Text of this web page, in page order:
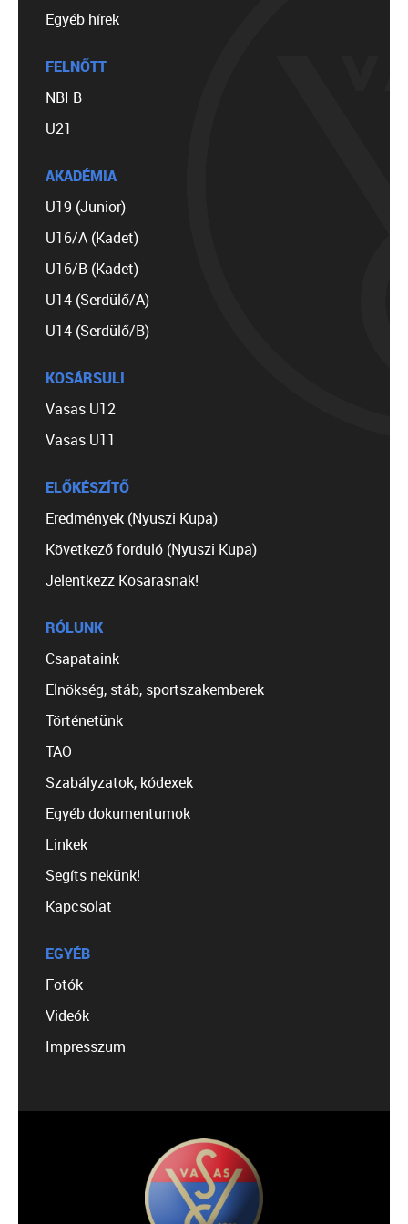
Egyéb hírek
FELNŐTT
NBI B
U21
AKADÉMIA
U19 (Junior)
U16/A (Kadet)
U16/B (Kadet)
U14 (Serdülő/A)
U14 (Serdülő/B)
KOSÁRSULI
Vasas U12
Vasas U11
ELŐKÉSZÍTŐ
Eredmények (Nyuszi Kupa)
Következő forduló (Nyuszi Kupa)
Jelentkezz Kosarasnak!
RÓLUNK
Csapataink
Elnökség, stáb, sportszakemberek
Történetünk
TAO
Szabályzatok, kódexek
Egyéb dokumentumok
Linkek
Segíts nekünk!
Kapcsolat
EGYÉB
Fotók
Videók
Impresszum